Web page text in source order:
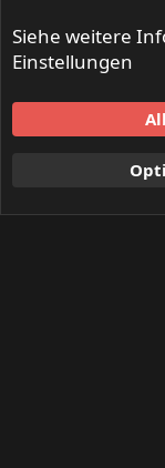
Siehe weitere
Einstellungen